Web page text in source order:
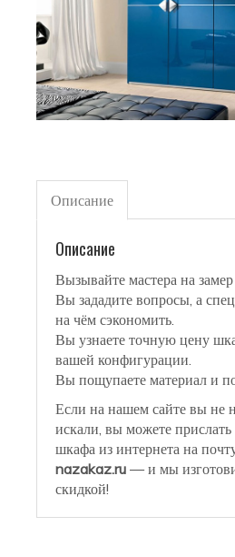
Описание
Описание
Вызывайте мастера на
Вы зададите вопросы, а
на чём сэкономить.
Вы узнаете точную цену
вашей конфигурации.
Вы пощупаете материал и
Если на нашем сайте вы не
искали, вы можете
шкафа из интернета на
nazakaz.ru — и мы
скидкой!